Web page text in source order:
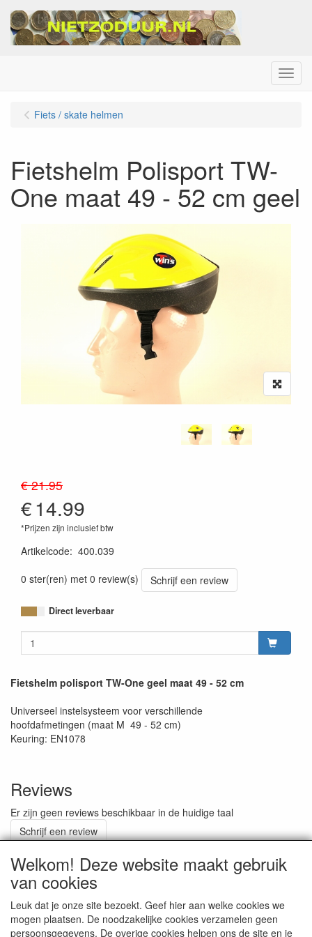
Menu
Fiets / skate helmen
Fietshelm Polisport TW-
One maat 49 - 52 cm geel
€ 21.95
€14.99
*Prijzen zijn inclusief btw
Artikelcode: 400.039
0 ster(ren) met 0 review(s)
Schrijf een review
Direct leverbaar
Fietshelm polisport TW-One geel maat 49 - 52 cm
Universeel instelsysteem voor verschillende
hoofdafmetingen (maat M 49 - 52 cm)
Keuring: EN1078
Reviews
Er zijn geen reviews beschikbaar in de huidige taal
Schrijf een review
ALGEMENE VOORWAARDEN
Welkom! Deze website maakt gebruik
van cookies
Leuk dat je onze site bezoekt. Geef hier aan welke cookies we
mogen plaatsen. De noodzakelijke cookies verzamelen geen
persoonsgegevens. De overige cookies helpen ons de site en je